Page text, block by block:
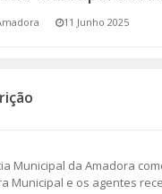
11 Junho 2025
Municipal da Amadora
Municipal e os agentes